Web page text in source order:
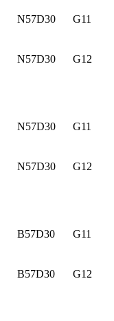
N57D30 G11
N57D30 G12
N57D30 G11
N57D30 G12
B57D30 G11
B57D30 G12